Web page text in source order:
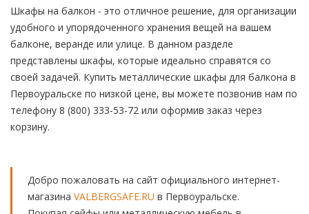
Шкафы на балкон - это отличное решение, для организации
удобного и упорядоченного хранения вещей на вашем
балконе, веранде или улице. В данном разделе
представлены шкафы, которые идеально справятся со
своей задачей. Купить металлические шкафы для балкона в
Первоуральске по низкой цене, вы можете позвонив нам по
телефону 8 (800) 333-53-72 или оформив заказ через
корзину.
Добро пожаловать на сайт официального интернет-
магазина VALBERGSAFE.RU в Первоуральске.